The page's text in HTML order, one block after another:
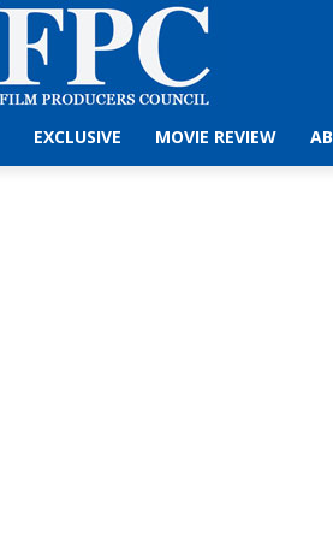
EXCLUSIVE MOVIE REVIEW